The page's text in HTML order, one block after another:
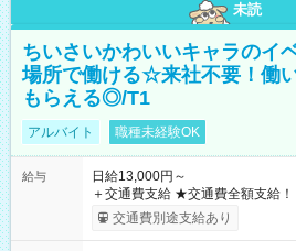
未読
ちいさいかわいいキャラのイ
場所で働ける☆来社不要！働
もらえる◎/T1
アルバイト 職種未経験OK
給与
日給13,000円～
＋交通費支給 ★交通費全額支給！ ┗案件により規定あり ★日払
いOK！（規定あり） ┗働いたそ
ンビニATMから 日払い分を引き落とせます
交通費別途支給あり